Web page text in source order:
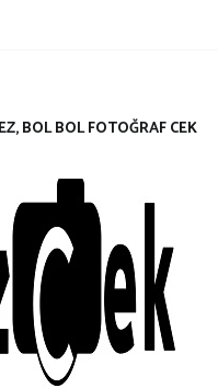
BOL BOL FOTOĞRAF CEK